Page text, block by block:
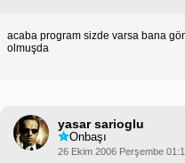
acaba program sizde varsa bana
olmuşda
yasar sarioglu
Onbaşı
26 Ekim 2006 Perşembe